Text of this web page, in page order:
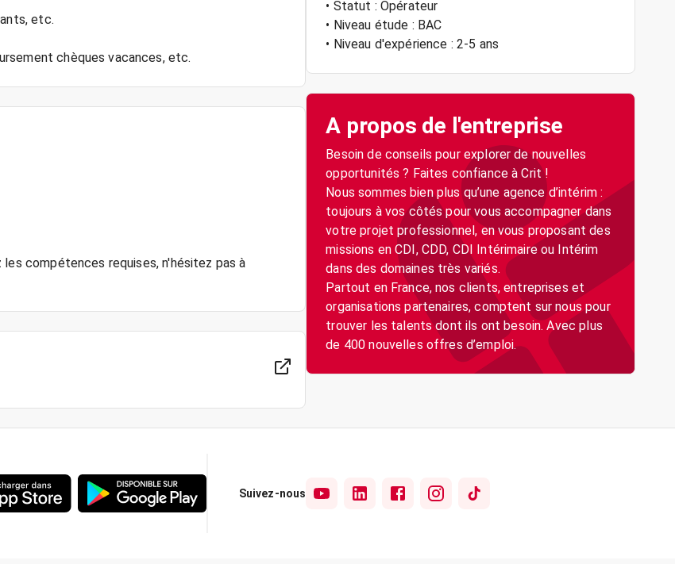
etc.
compétences requises, n'hésitez pas à
• Statut : Opérateur
• Niveau étude : BAC
• Niveau d'expérience : 2-5 ans
A propos de l'entreprise
Besoin de conseils pour explorer de nouvelles
opportunités ? Faites confiance à Crit !
Nous sommes bien plus qu’une agence d’intérim :
toujours à vos côtés pour vous accompagner dans
votre projet professionnel, en vous proposant des
missions en CDI, CDD, CDI Intérimaire ou Intérim
dans des domaines très variés.
Partout en France, nos clients, entreprises et
organisations partenaires, comptent sur nous pour
trouver les talents dont ils ont besoin. Avec plus
de 400 nouvelles offres d’emploi.
Suivez-nous